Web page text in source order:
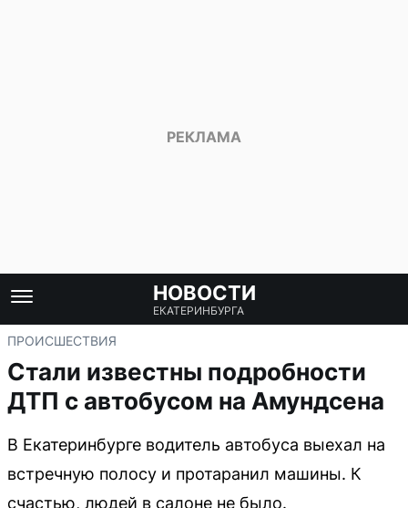
НОВОСТИ
ЕКАТЕРИНБУРГА
ПРОИСШЕСТВИЯ
Стали известны подробности
ДТП с автобусом на Амундсена
В Екатеринбурге водитель автобуса выехал на
встречную полосу и протаранил машины. К
счастью, людей в салоне не было.